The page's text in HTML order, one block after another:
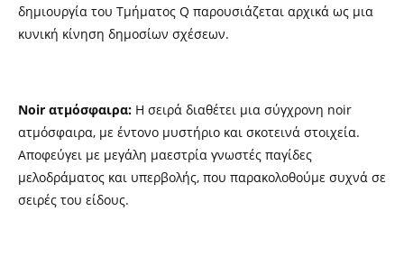
δημιουργία του Τμήματος Q παρουσιάζεται αρχικά ως μια
κυνική κίνηση δημοσίων σχέσεων.
Noir ατμόσφαιρα: Η σειρά διαθέτει μια σύγχρονη noir
ατμόσφαιρα, με έντονο μυστήριο και σκοτεινά στοιχεία.
Αποφεύγει με μεγάλη μαεστρία γνωστές παγίδες
μελοδράματος και υπερβολής, που παρακολοθούμε συχνά σε
σειρές του είδους.